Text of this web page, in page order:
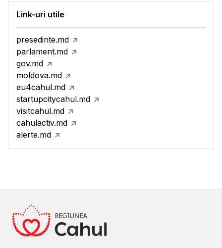
Link-uri utile
presedinte.md
parlament.md
gov.md
moldova.md
eu4cahul.md
startupcitycahul.md
visitcahul.md
cahulactiv.md
alerte.md